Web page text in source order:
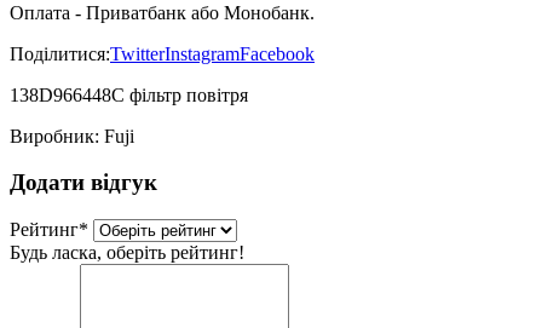
Оплата - Приватбанк або Монобанк.
Поділитися:TwitterInstagramFacebook
138D966448C фільтр повітря
Виробник: Fuji
Додати відгук
Рейтинг*
Будь ласка, оберіть рейтинг!